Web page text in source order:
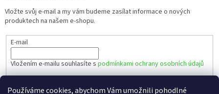
Používáme cookies, abychom Vám umožnili pohodlné
Vložte svůj e-mail a my vám budeme zasílat informace o nových
produktech na našem e-shopu.
E-mail
Vložením e-mailu souhlasíte s podmínkami ochrany osobních údajů
PŘIHLÁSIT SE